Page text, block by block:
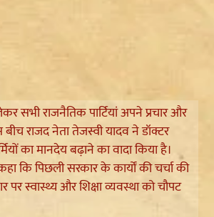
सभी राजनैतिक पार्टियां अपने प्रचार और
राजद नेता तेजस्वी यादव ने डॉक्टर
का मानदेय बढ़ाने का वादा किया है।
कि पिछली सरकार के कार्यों की चर्चा की
पर स्वास्थ्य और शिक्षा व्यवस्था को चौपट